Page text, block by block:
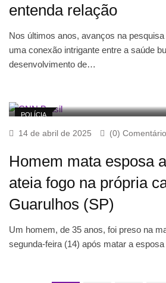
entenda relação
Nos últimos anos, avanços na
uma conexão intrigante entre a saúde
desenvolvimento de…
POLÍCIA
14 de abril de 2025 (0) Comentário
Homem mata esposa
ateia fogo na própria
Guarulhos (SP)
Um homem, de 35 anos, foi preso na
segunda-feira (14) após matar a